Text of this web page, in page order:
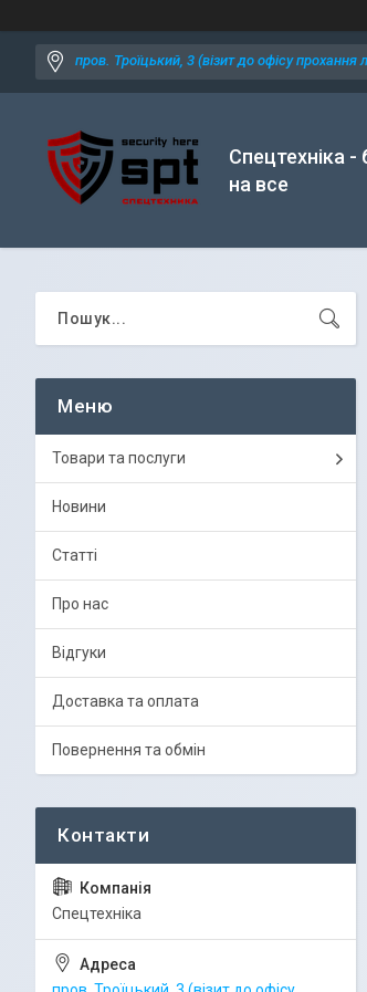
пров. Троїцький, 3 (візит до офісу
Спецтехніка
на все
Товари та послуги
Новини
Статті
Про нас
Відгуки
Доставка та оплата
Повернення та обмін
Спецтехніка